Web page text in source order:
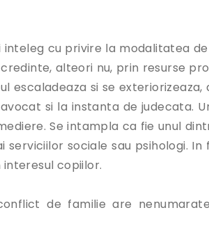
inteleg cu privire la modalitatea
alteori nu, prin resurse
escaladeaza si se
si la instanta de judecata.
Se intampla ca fie unul
sociale sau psihologi.
copiilor.
de familie are